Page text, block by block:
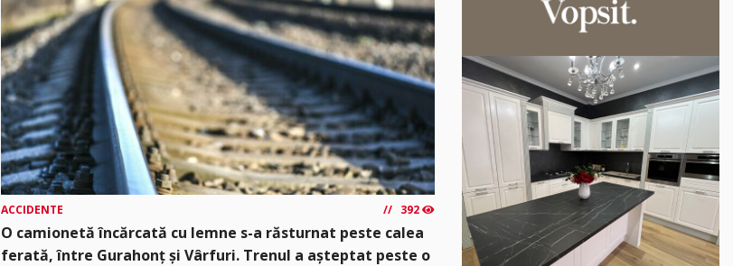
ACCIDENTE 392
O camionetă încărcată cu lemne s-a răsturnat peste calea
ferată, între Gurahonț și Vârfuri. Trenul a așteptat peste o